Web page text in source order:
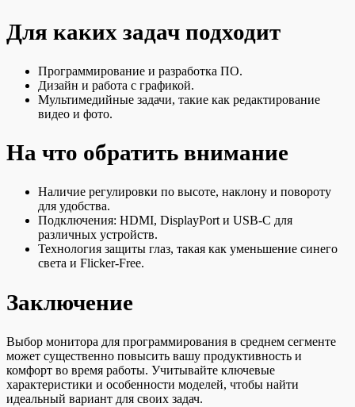
Для каких задач подходит
Программирование и разработка ПО.
Дизайн и работа с графикой.
Мультимедийные задачи, такие как редактирование
видео и фото.
На что обратить внимание
Наличие регулировки по высоте, наклону и повороту
для удобства.
Подключения: HDMI, DisplayPort и USB-C для
различных устройств.
Технология защиты глаз, такая как уменьшение синего
света и Flicker-Free.
Заключение
Выбор монитора для программирования в среднем сегменте
может существенно повысить вашу продуктивность и
комфорт во время работы. Учитывайте ключевые
характеристики и особенности моделей, чтобы найти
идеальный вариант для своих задач.